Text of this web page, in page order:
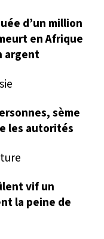
d’un million
en Afrique
argent
sème
les autorités
vif un
la peine de